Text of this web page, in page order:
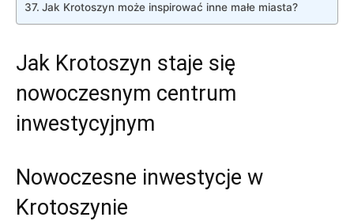
Jak Krotoszyn może inspirować inne małe miasta?
Jak Krotoszyn staje się
nowoczesnym centrum
inwestycyjnym
Nowoczesne inwestycje w
Krotoszynie